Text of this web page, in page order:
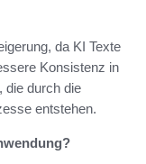
da KI Texte
Konsistenz in
die durch die
entstehen.